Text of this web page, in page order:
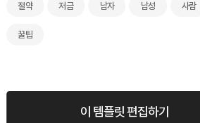
절약 저금 남자 남성 사람
꿀팁
이 템플릿 편집하기